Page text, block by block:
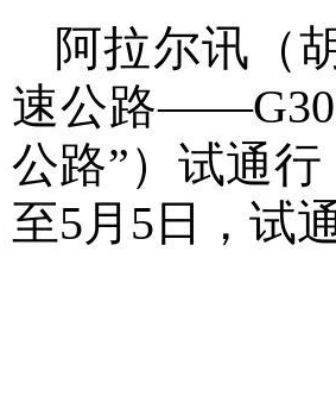
阿拉尔讯（
速公路
公路”）试通
至5月5日，试